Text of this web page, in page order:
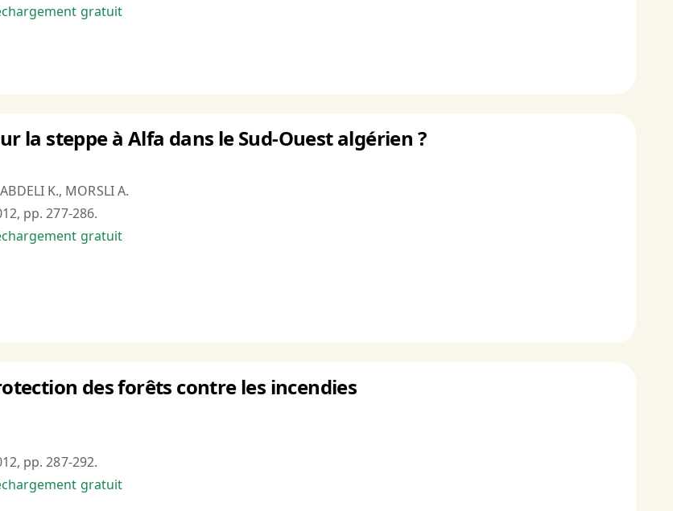
gratuit
la steppe à Alfa dans le Sud-Ouest algérien ?
K., MORSLI A.
pp. 277-286.
gratuit
des forêts contre les incendies
pp. 287-292.
gratuit